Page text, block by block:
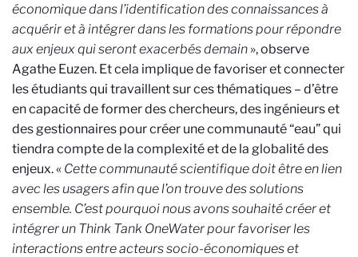
économique dans l’identification des connaissances à
acquérir et à intégrer dans les formations pour répondre
aux enjeux qui seront exacerbés demain », observe
Agathe Euzen. Et cela implique de favoriser et connecter
les étudiants qui travaillent sur ces thématiques – d’être
en capacité de former des chercheurs, des ingénieurs et
des gestionnaires pour créer une communauté “eau” qui
tiendra compte de la complexité et de la globalité des
enjeux. « Cette communauté scientifique doit être en lien
avec les usagers afin que l’on trouve des solutions
ensemble. C’est pourquoi nous avons souhaité créer et
intégrer un Think Tank OneWater pour favoriser les
interactions entre acteurs socio-économiques et